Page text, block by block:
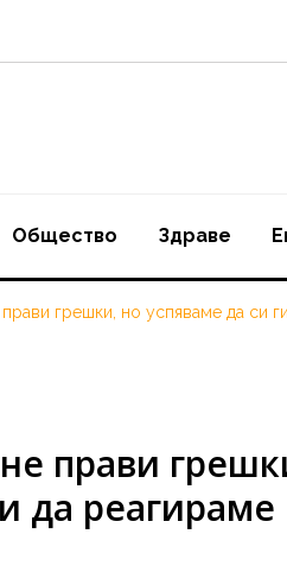
Oбщество Здраве
грешки, но успяваме да си
прави
да реагираме